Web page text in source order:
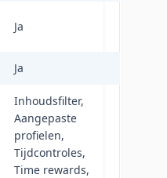
Ja
Ja
Inhoudsfilter,
Aangepaste
profielen,
Tijdcontroles,
Time rewards,